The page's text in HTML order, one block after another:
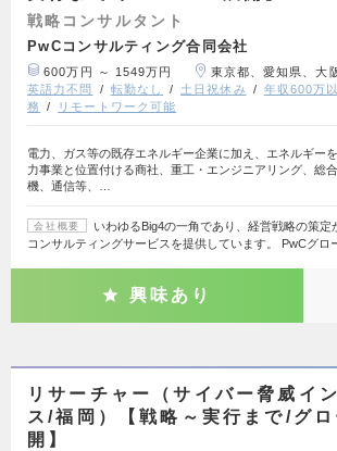
戦略コンサルタント
PwCコンサルティング合同会社
600万円 ～ 1549万円
東京都、愛知県、大
英語力不問
転勤なし 土日祝休み 年収600万
務
リモートワーク可能
電力、ガス等の既存エネルギー企業に加え、エネルギー
力事業と位置付ける商社、重工・エンジニアリング、総
機、通信等、…
会社概要
いわゆるBig4の一角であり、経営戦略の策定
コンサルティングサービスを提供しています。 PwCグロ
興味あり
リサーチャー（サイバー脅威イ
ス/福岡）【戦略～実行まで/グロ
開】